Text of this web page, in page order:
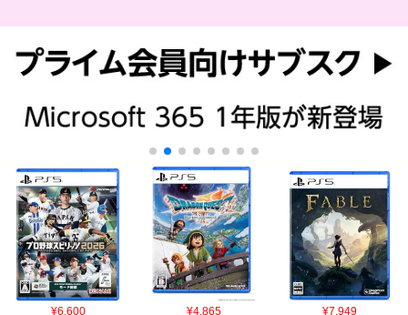
¥6,600 ¥4,865 ¥7,949